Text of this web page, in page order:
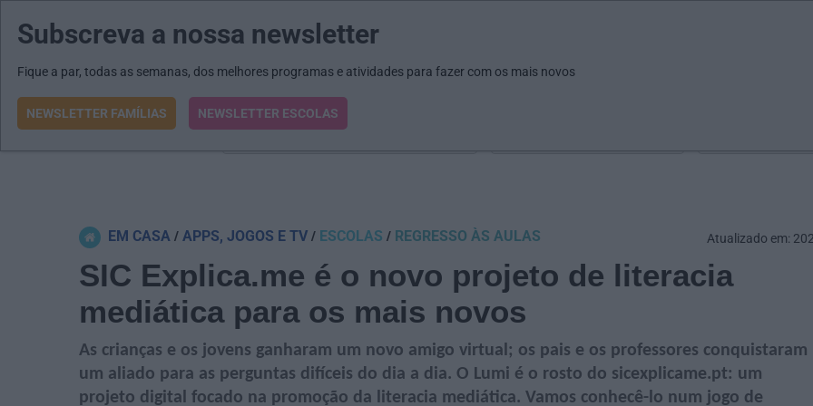
MENU MAIL JORNAIS
O que procura?
EM CASA APPS, JOGOS E TV ESCOLAS REGRESSO ÀS AULAS
SIC Explica.me é o novo projeto de literacia
mediática para os mais novos
As crianças e os jovens ganharam um novo amigo virtual; os pais e os professores conquistaram
um aliado para as perguntas difíceis do dia a dia. O Lumi é o rosto do sicexplicame.pt: um
projeto digital focado na promoção da literacia mediática. Vamos conhecê-lo num jogo de
Atualizado em:
Subscreva a nossa newsletter
Fique a par, todas as semanas, dos melhores programas e atividades para fazer com os mais novos
NEWSLETTER FAMÍLIAS NEWSLETTER ESCOLAS